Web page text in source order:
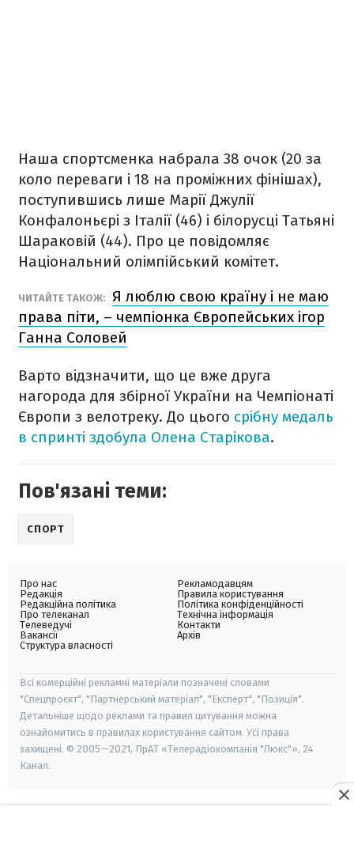
Наша спортсменка набрала 38 очок (20 за
коло переваги і 18 на проміжних фінішах),
поступившись лише Марії Джулії
Конфалоньєрі з Італії (46) і білорусці Татьяні
Шараковій (44). Про це повідомляє
Національний олімпійський комітет.
ЧИТАЙТЕ ТАКОЖ: Я люблю свою країну і не маю
права піти, – чемпіонка Європейських ігор
Ганна Соловей
Варто відзначити, що це вже друга
нагорода для збірної України на Чемпіонаті
Європи з велотреку. До цього срібну медаль
в спринті здобула Олена Старікова.
Пов'язані теми:
СПОРТ
Про нас
Редакція
Редакційна політика
Про телеканал
Телеведучі
Вакансії
Структура власності
Рекламодавцям
Правила користування
Політика конфіденційності
Технічна інформація
Контакти
Архів
Всі комерційні рекламні матеріали позначені словами
"Спецпроєкт", "Партнерський матеріал", "Експерт", "Позиція".
Детальніше щодо реклами та правил цитування можна
ознайомитись в правилах користування сайтом. Усі права
захищені. © 2005—2021, ПрАТ «Телерадіокомпанія "Люкс"», 24
Канал.